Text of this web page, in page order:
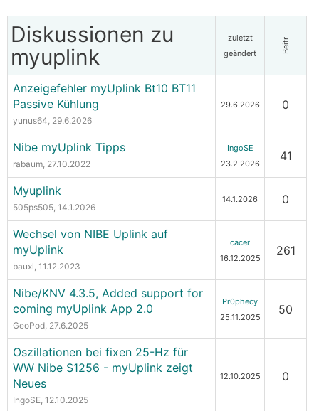
Diskussionen zu
myuplink
zuletzt
geändert
Beitr
Anzeigefehler myUplink Bt10 BT11
Passive Kühlung
yunus64, 29.6.2026
29.6.2026 0
Nibe myUplink Tipps
rabaum, 27.10.2022
IngoSE
23.2.2026
41
Myuplink
505ps505, 14.1.2026
14.1.2026 0
Wechsel von NIBE Uplink auf
myUplink
bauxl, 11.12.2023
cacer
16.12.2025
261
Nibe/KNV 4.3.5, Added support for
coming myUplink App 2.0
GeoPod, 27.6.2025
Pr0phecy
25.11.2025
50
Oszillationen bei fixen 25-Hz für
WW Nibe S1256 - myUplink zeigt
Neues
IngoSE, 12.10.2025
12.10.2025 0